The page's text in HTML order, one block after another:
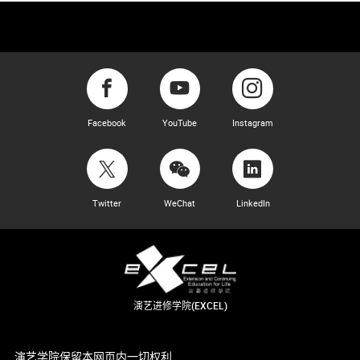
Facebook YouTube Instagram
Twitter WeChat LinkedIn
演艺进修学院(EXCEL)
演艺学院保留本网页内一切权利